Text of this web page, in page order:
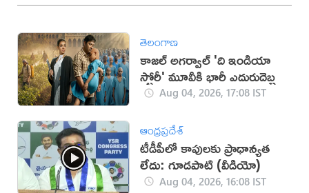
తెలంగాణ
కాజల్ అగర్వాల్ 'ది ఇండియా
స్టోరీ' మూవీకి భారీ ఎదురుదెబ్బ
Aug 04, 2026, 17:08 IST
ఆంధ్రప్రదేశ్
టీడీపీలో కాపులకు ప్రాధాన్యత
లేదు: గూడపాటి (వీడియో)
Aug 04, 2026, 16:08 IST